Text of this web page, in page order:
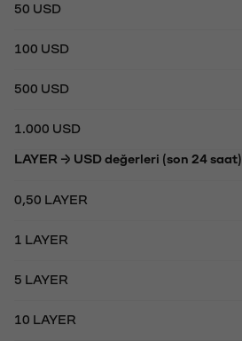
50 USD
100 USD
500 USD
1.000 USD
LAYER → USD değerleri (son 24 saat)
0,50 LAYER
1 LAYER
5 LAYER
10 LAYER